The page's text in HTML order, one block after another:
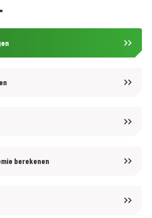
goes of kom langs!
Goes XXL. Wij hebben het grootste aanbod van
van 1500 m2!) en voor de aanschaf van
berekenen